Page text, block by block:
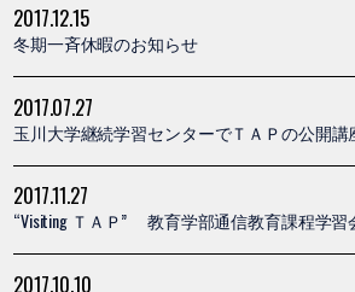
2017.12.15
冬期一斉休暇のお知らせ
2017.07.27
玉川大学継続学習センターでＴＡＰの公開講
2017.11.27
“Visiting ＴＡＰ” 教育学部通信教育課程学習
2017.10.10